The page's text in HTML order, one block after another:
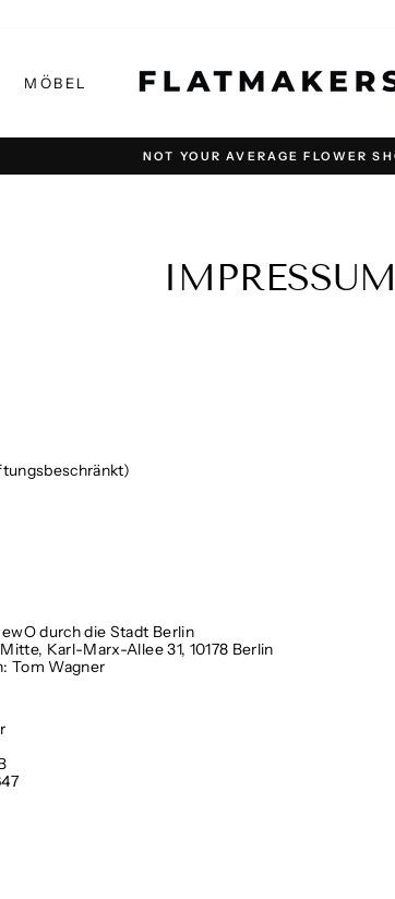
MÖBEL
Pause
NOT YOUR AVERAGE FLOWER
IMPRESSUM
durch die Stadt Berlin
Karl-Marx-Allee 31, 10178 Berlin
Tom Wagner